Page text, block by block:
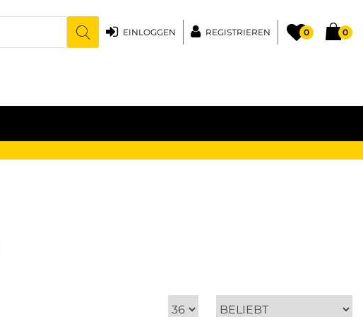
0 0
REGISTRIEREN
EINLOGGEN